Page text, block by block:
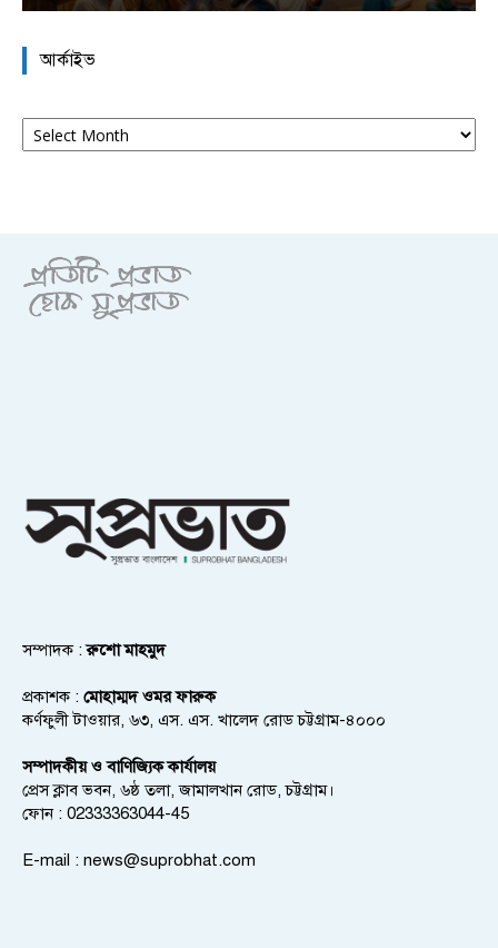
আর্কাইভ
আর্কাইভ
সম্পাদক :রুশো মাহমুদ
প্রকাশক : মোহাম্মদ ওমর ফারুক
কর্ণফুলী টাওয়ার, ৬৩, এস. এস. খালেদ রোড চট্টগ্রাম-৪০০০
সম্পাদকীয় ও বাণিজ্যিক কার্যালয়
প্রেস ক্লাব ভবন, ৬ষ্ঠ তলা, জামালখান রোড, চট্টগ্রাম।
ফোন : 02333363044-45
E-mail : news@suprobhat.com